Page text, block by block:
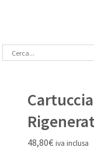
48,80€ iva inclusa